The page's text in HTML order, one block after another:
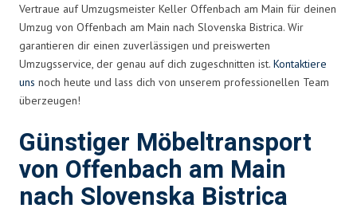
Vertraue auf Umzugsmeister Keller Offenbach am Main für deinen
Umzug von Offenbach am Main nach Slovenska Bistrica. Wir
garantieren dir einen zuverlässigen und preiswerten
Umzugsservice, der genau auf dich zugeschnitten ist. Kontaktiere
uns noch heute und lass dich von unserem professionellen Team
überzeugen!
Günstiger Möbeltransport
von Offenbach am Main
nach Slovenska Bistrica